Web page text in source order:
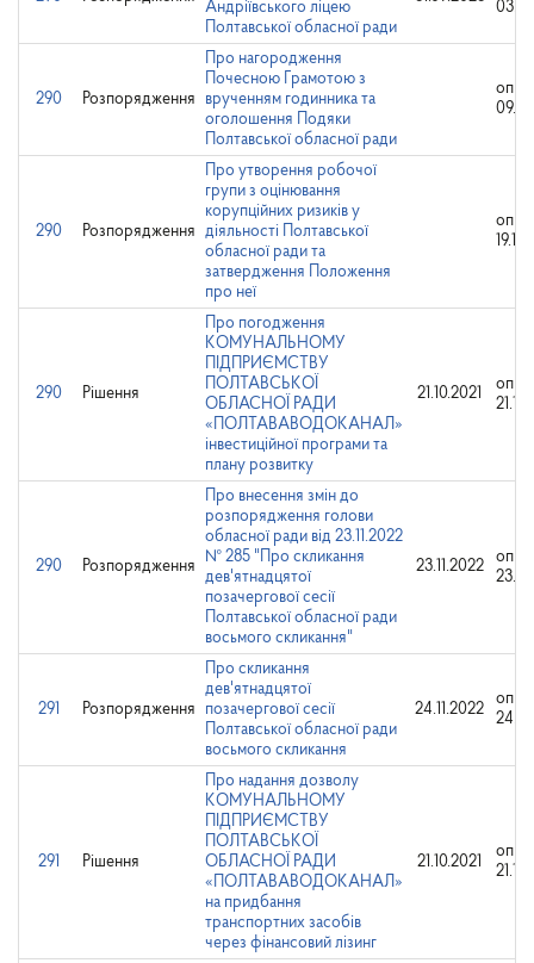
Андріївського ліцею
Полтавської обласної ради
290 Розпорядження
Про нагородження
Почесною Грамотою з
врученням годинника та
оголошення Подяки
Полтавської обласної ради
290 Розпорядження
Про утворення робочої
групи з оцінювання
корупційних ризиків у
діяльності Полтавської
обласної ради та
затвердження Положення
про неї
290 Рішення
Про погодження
КОМУНАЛЬНОМУ
ПІДПРИЄМСТВУ
ПОЛТАВСЬКОЇ
ОБЛАСНОЇ РАДИ
«ПОЛТАВАВОДОКАНАЛ»
інвестиційної програми та
плану розвитку
21.10.2021
290 Розпорядження
Про внесення змін до
розпорядження голови
обласної ради від 23.11.2022
№ 285 "Про скликання
дев'ятнадцятої
позачергової сесії
Полтавської обласної ради
восьмого скликання"
23.11.2022
291 Розпорядження
Про скликання
дев'ятнадцятої
позачергової сесії
Полтавської обласної ради
восьмого скликання
24.11.2022
291 Рішення
Про надання дозволу
КОМУНАЛЬНОМУ
ПІДПРИЄМСТВУ
ПОЛТАВСЬКОЇ
ОБЛАСНОЇ РАДИ
«ПОЛТАВАВОДОКАНАЛ»
на придбання
транспортних засобів
через фінансовий лізинг
21.10.2021